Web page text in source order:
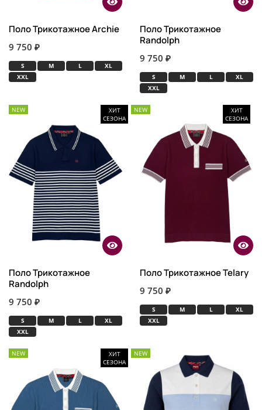
Поло Трикотажное Archie
9 750 ₽
S M L
XL
XXL
Поло Трикотажное
Randolph
9 750 ₽
S M L
XL
XXL
NEW
ХИТ
СЕЗОНА
Поло Трикотажное
Randolph
9 750 ₽
S M L
XL
XXL
NEW
ХИТ
СЕЗОНА
Поло Трикотажное Telary
9 750 ₽
S M L
XL
XXL
NEW
ХИТ
СЕЗОНА
NEW